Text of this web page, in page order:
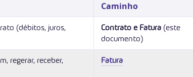
Caminho
(débitos, juros,
Contrato e Fatura (este
documento)
regerar, receber,
Fatura